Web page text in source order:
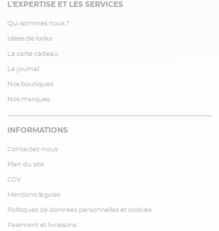
L'EXPERTISE ET LES SERVICES
Qui sommes nous ?
Idées de looks
La carte cadeau
Le journal
Nos boutiques
Nos marques
INFORMATIONS
Contactez-nous
Plan du site
CGV
Mentions légales
Politiques de données personnelles et cookies
Paiement et livraisons